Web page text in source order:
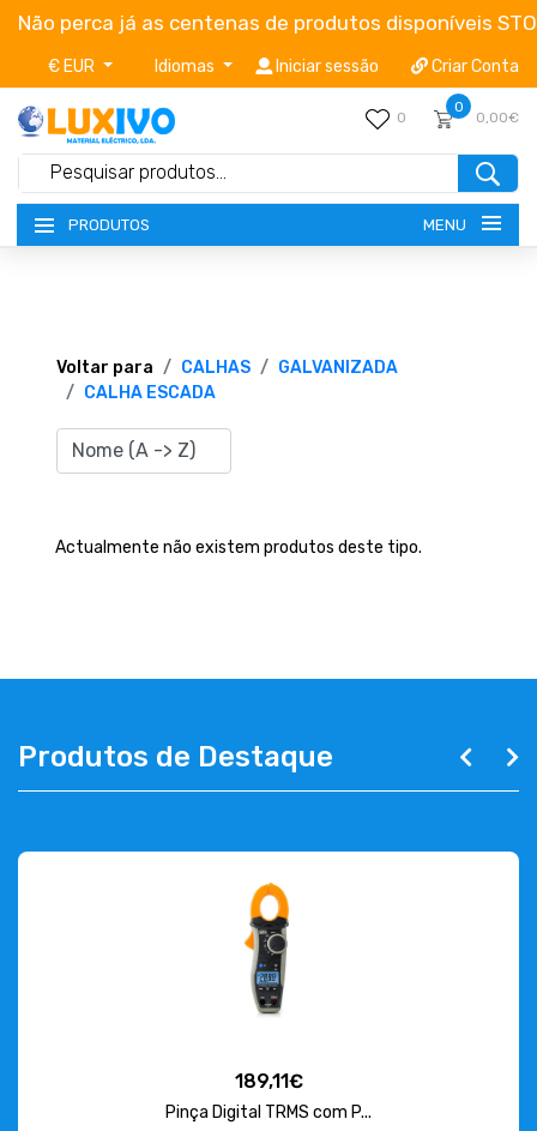
Não perca já as centenas de produtos disponíveis
€ EUR Idiomas Iniciar sessão Criar Conta
0
0
0,00€
PRODUTOS MENU
TERMOS E CONDIÇÕES
EMPRESA
Voltar para CALHAS
GALVANIZADA
CALHA ESCADA
Actualmente não existem produtos deste tipo.
Produtos de Destaque
189,11€
Pinça Digital TRMS com P...